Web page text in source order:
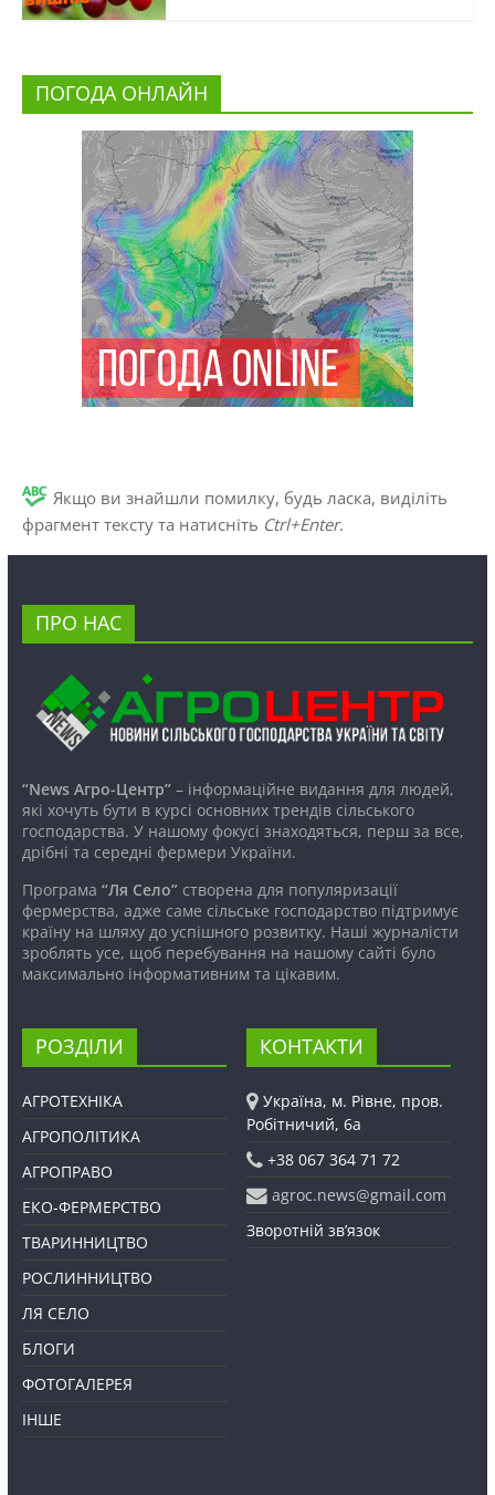
ПОГОДА ОНЛАЙН
Якщо ви знайшли помилку, будь ласка, виділіть
фрагмент тексту та натисніть Ctrl+Enter.
ПРО НАС
“News Агро-Центр”– інформаційне видання для людей,
які хочуть бути в курсі основних трендів сільського
господарства. У нашому фокусі знаходяться, перш за все,
дрібні та середні фермери України.
Програма “Ля Село”створена для популяризації
фермерства, адже саме сільське господарство підтримує
країну на шляху до успішного розвитку. Наші журналісти
зроблять усе, щоб перебування на нашому сайті було
максимально інформативним та цікавим.
РОЗДІЛИ
АГРОТЕХНІКА
АГРОПОЛІТИКА
АГРОПРАВО
ЕКО-ФЕРМЕРСТВО
ТВАРИННИЦТВО
РОСЛИННИЦТВО
ЛЯ СЕЛО
БЛОГИ
ФОТОГАЛЕРЕЯ
ІНШЕ
КОНТАКТИ
Україна, м. Рівне, пров.
Робітничий, 6а
+38 067 364 71 72
agroc.news@gmail.com
Зворотній зв’язок